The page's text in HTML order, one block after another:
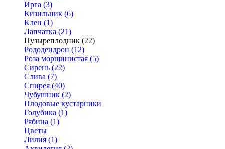
Ирга (3)
Кизильник (6)
Клен (1)
Лапчатка (21)
Пузыреплодник (22)
Рододендрон (12)
Роза морщинистая (5)
Сирень (22)
Слива (7)
Спирея (40)
Чубушник (2)
Плодовые кустарники
Голубика (1)
Рябина (1)
Цветы
Лилия (1)